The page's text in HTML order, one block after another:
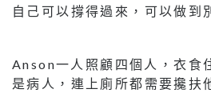
自己可以撐得過來，可以做到
Anson一人照顧四個人，衣食
是病人，連上廁所都需要攙扶